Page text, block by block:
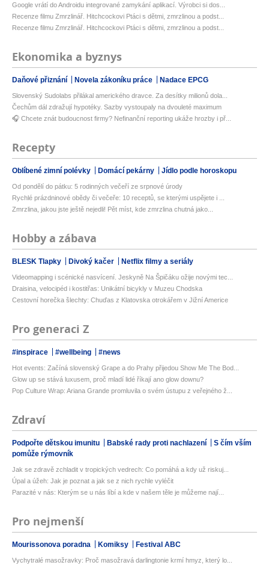
Google vrátí do Androidu integrované zamykání aplikací. Výrobci si dos...
Recenze filmu Zmrzlinář. Hitchcockovi Ptáci s dětmi, zmrzlinou a podst...
Recenze filmu Zmrzlinář. Hitchcockovi Ptáci s dětmi, zmrzlinou a podst...
Ekonomika a byznys
Daňové přiznání Novela zákoníku práce Nadace EPCG
Slovenský Sudolabs přilákal amerického dravce. Za desítky milionů dola...
Čechům dál zdražují hypotéky. Sazby vystoupaly na dvouleté maximum
🎧 Chcete znát budoucnost firmy? Nefinanční reporting ukáže hrozby i př...
Recepty
Oblíbené zimní polévky Domácí pekárny Jídlo podle horoskopu
Od pondělí do pátku: 5 rodinných večeří ze srpnové úrody
Rychlé prázdninové obědy či večeře: 10 receptů, se kterými uspějete i ...
Zmrzlina, jakou jste ještě nejedli! Pět míst, kde zmrzlina chutná jako...
Hobby a zábava
BLESK Tlapky Divoký kačer Netflix filmy a seriály
Videomapping i scénické nasvícení. Jeskyně Na Špičáku ožije novými tec...
Draisina, velocipéd i kostitřas: Unikátní bicykly v Muzeu Chodska
Cestovní horečka šlechty: Chuďas z Klatovska otrokářem v Jižní Americe
Pro generaci Z
#inspirace #wellbeing #news
Hot events: Začíná slovenský Grape a do Prahy přijedou Show Me The Bod...
Glow up se stává luxusem, proč mladí lidé říkají ano glow downu?
Pop Culture Wrap: Ariana Grande promluvila o svém ústupu z veřejného ž...
Zdraví
Podpořte dětskou imunitu Babské rady proti nachlazení
S čím vším
pomůže rýmovník
Jak se zdravě zchladit v tropických vedrech: Co pomáhá a kdy už riskuj...
Úpal a úžeh: Jak je poznat a jak se z nich rychle vyléčit
Parazité v nás: Kterým se u nás líbí a kde v našem těle je můžeme nají...
Pro nejmenší
Mourissonova poradna Komiksy Festival ABC
Vychytralé masožravky: Proč masožravá darlingtonie krmí hmyz, který lo...